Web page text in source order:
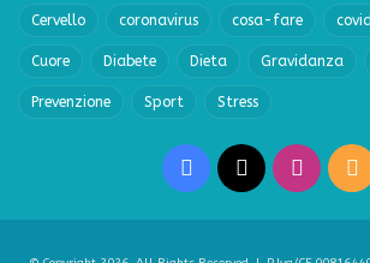
Cervello coronavirus cosa-fare
Cuore Diabete Dieta Gravidanza
Prevenzione Sport Stress
Facebook